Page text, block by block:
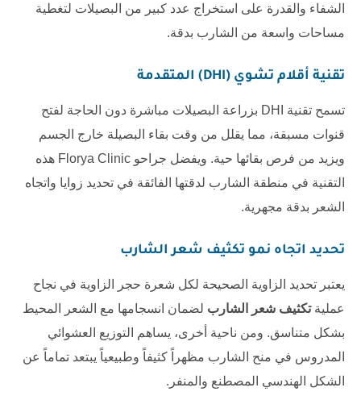
الشفاء والقدرة على استخراج عدد كبير من البصيلات لتغطية
مساحات واسعة من الشارب بدقة.
تقنية أقلام تشوي (DHI) المتقدمة
تسمح تقنية DHI بزراعة البصيلات مباشرة دون الحاجة لفتح
قنوات مسبقة، مما يقلل من وقت بقاء البصيلة خارج الجسم
ويزيد من فرص بقائها حية. ويفضل جراحو Florya Clinic هذه
التقنية في منطقة الشارب لدقتها الفائقة في تحديد زوايا واتجاه
الشعر بدقة مجهرية.
تحديد اتجاه نمو تكثيف شعر الشارب
يعتبر تحديد الزاوية الصحيحة لكل شعرة حجر الزاوية في نجاح
عمليةتكثيف شعر الشارب لضمان انسجامها مع الشعر المحيط
بشكل متناسق. ومن ناحية أخرى، يساهم التوزيع العشوائي
المدروس في منح الشارب مظهراً كثيفاً وطبيعياً يبتعد تماماً عن
الشكل الهندسي المصطنع والمنفر.